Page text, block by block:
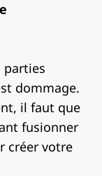
parties
dommage.
il faut que
fusionner
créer votre